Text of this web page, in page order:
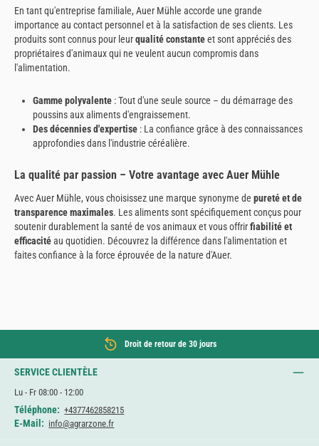
En tant qu'entreprise familiale, Auer Mühle accorde une grande
importance au contact personnel et à la satisfaction de ses clients. Les
produits sont connus pour leurqualité constanteet sont appréciés des
propriétaires d'animaux qui ne veulent aucun compromis dans
l'alimentation.
Gamme polyvalente: Tout d'une seule source – du démarrage des
poussins aux aliments d'engraissement.
Des décennies d'expertise: La confiance grâce à des connaissances
approfondies dans l'industrie céréalière.
La qualité par passion – Votre avantage avec Auer Mühle
Avec Auer Mühle, vous choisissez une marque synonyme de pureté et de
transparence maximales. Les aliments sont spécifiquement conçus pour
soutenir durablement la santé de vos animaux et vous offrirfiabilité et
efficacitéau quotidien. Découvrez la différence dans l'alimentation et
faites confiance à la force éprouvée de la nature d'Auer.
Droit de retour de 30 jours
SERVICE CLIENTÈLE
Lu - Fr 08:00 - 12:00
Téléphone: +4377462858215
E-Mail: info@agrarzone.fr